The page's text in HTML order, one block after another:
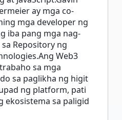
ay mga co-
mga developer ng
iba pang mga nag-
Repository ng
Web3
sa mga
sa paglikha ng higit
ng platform, pati
ekosistema sa paligid